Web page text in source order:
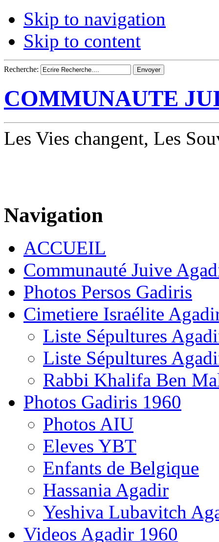
Skip to navigation
Skip to content
Recherche:
COMMUNAUTE
Les Vies changent, Les
Navigation
ACCUEIL
Communauté Juive
Photos Persos Gadiris
Cimetiere Israélite
Liste Sépultures
Liste Sépultures
Rabbi Khalifa Ben
Photos Gadiris 1960
Photos AIU
Eleves YBT
Enfants de Belgique
Hassania Agadir
Yeshiva Lubavitch
Videos Agadir 1960